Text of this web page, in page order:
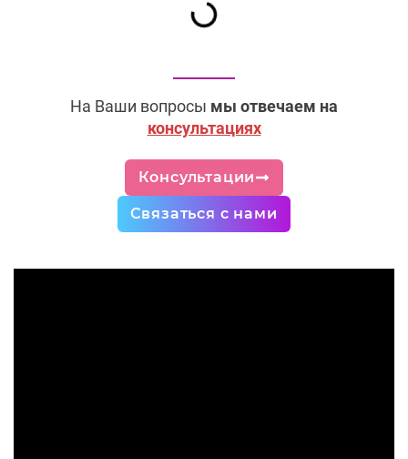
На Ваши вопросы мы отвечаем на
консультациях
Консультации
Связаться с нами